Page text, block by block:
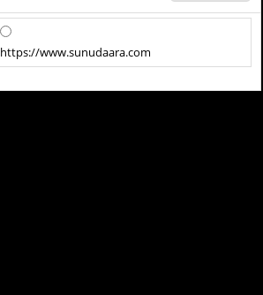
https://www.sunudaara.com